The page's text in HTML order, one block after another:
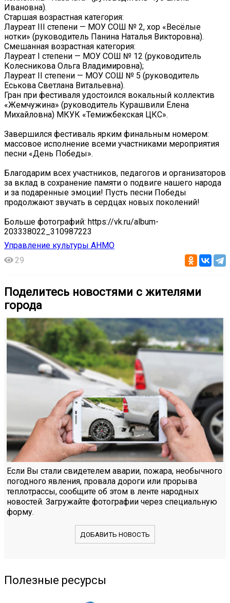
Ивановна).
Старшая возрастная категория:
Лауреат III степени — МОУ СОШ № 2, хор «Весёлые
нотки» (руководитель Панина Наталья Викторовна).
Смешанная возрастная категория:
Лауреат I степени — МОУ СОШ № 12 (руководитель
Колесникова Ольга Владимировна);
Лауреат II степени — МОУ СОШ № 5 (руководитель
Еськова Светлана Витальевна).
Гран при фестиваля удостоился вокальный коллектив
«Жемчужина» (руководитель Курашвили Елена
Михайловна) МКУК «Темижбекская ЦКС».
Завершился фестиваль ярким финальным номером:
массовое исполнение всеми участниками мероприятия
песни «День Победы».
Благодарим всех участников, педагогов и организаторов
за вклад в сохранение памяти о подвиге нашего народа
и за подаренные эмоции! Пусть песни Победы
продолжают звучать в сердцах новых поколений!
Больше фотографий: https://vk.ru/album-
203338022_310987223
Управление культуры АНМО
29
Поделитесь новостями с жителями
города
Если Вы стали свидетелем аварии, пожара, необычного
погодного явления, провала дороги или прорыва
теплотрассы, сообщите об этом в ленте народных
новостей. Загружайте фотографии через специальную
форму.
ДОБАВИТЬ НОВОСТЬ
Полезные ресурсы